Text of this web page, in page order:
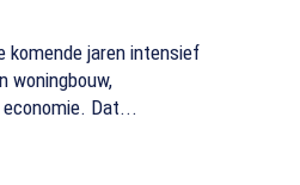
komende jaren intensief
woningbouw,
Dat...